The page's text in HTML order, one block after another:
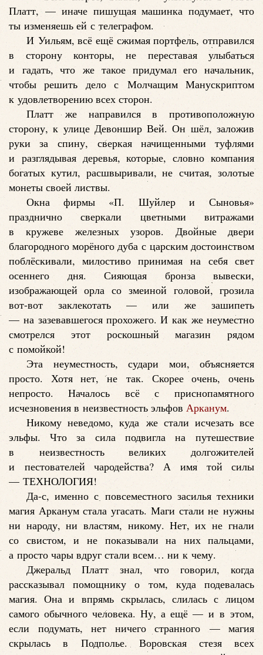
Платт, — иначе пишущая машинка подумает, что
ты изменяешь ей с телеграфом.
И Уильям, всё ещё сжимая портфель, отправился
в сторону конторы, не переставая улыбаться
и гадать, что же такое придумал его начальник,
чтобы решить дело с Молчащим Манускриптом
к удовлетворению всех сторон.
Платт же направился в противоположную
сторону, к улице Девоншир Вей. Он шёл, заложив
руки за спину, сверкая начищенными туфлями
и разглядывая деревья, которые, словно компания
богатых кутил, расшвыривали, не считая, золотые
монеты своей листвы.
Окна фирмы «П. Шуйлер и Сыновья»
празднично сверкали цветными витражами
в кружеве железных узоров. Двойные двери
благородного морёного дуба с царским достоинством
поблёскивали, милостиво принимая на себя свет
осеннего дня. Сияющая бронза вывески,
изображающей орла со змеиной головой, грозила
вот-вот заклекотать — или же зашипеть
— на зазевавшегося прохожего. И как же неуместно
смотрелся этот роскошный магазин рядом
с помойкой!
Эта неуместность, судари мои, объясняется
просто. Хотя нет, не так. Скорее очень, очень
непросто. Началось всё с приснопамятного
исчезновения в неизвестность эльфов Арканум.
Никому неведомо, куда же стали исчезать все
эльфы. Что за сила подвигла на путешествие
в неизвестность великих долгожителей
и пестователей чародейства? А имя той силы
— ТЕХНОЛОГИЯ!
Да-с, именно с повсеместного засилья техники
магия Арканум стала угасать. Маги стали не нужны
ни народу, ни властям, никому. Нет, их не гнали
со свистом, и не показывали на них пальцами,
а просто чары вдруг стали всем… ни к чему.
Джеральд Платт знал, что говорил, когда
рассказывал помощнику о том, куда подевалась
магия. Она и впрямь скрылась, слилась с лицом
самого обычного человека. Ну, а ещё — и в этом,
если подумать, нет ничего странного — магия
скрылась в Подполье. Воровская стезя всех